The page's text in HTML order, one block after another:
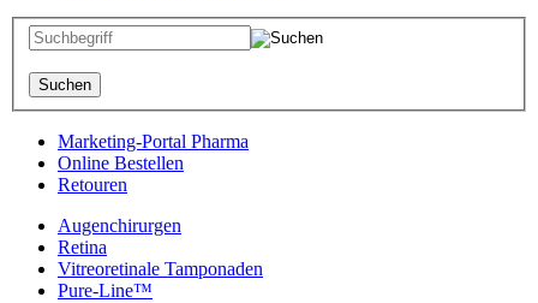
Marketing-Portal Pharma
Online Bestellen
Retouren
Augenchirurgen
Retina
Vitreoretinale Tamponaden
Pure-Line™